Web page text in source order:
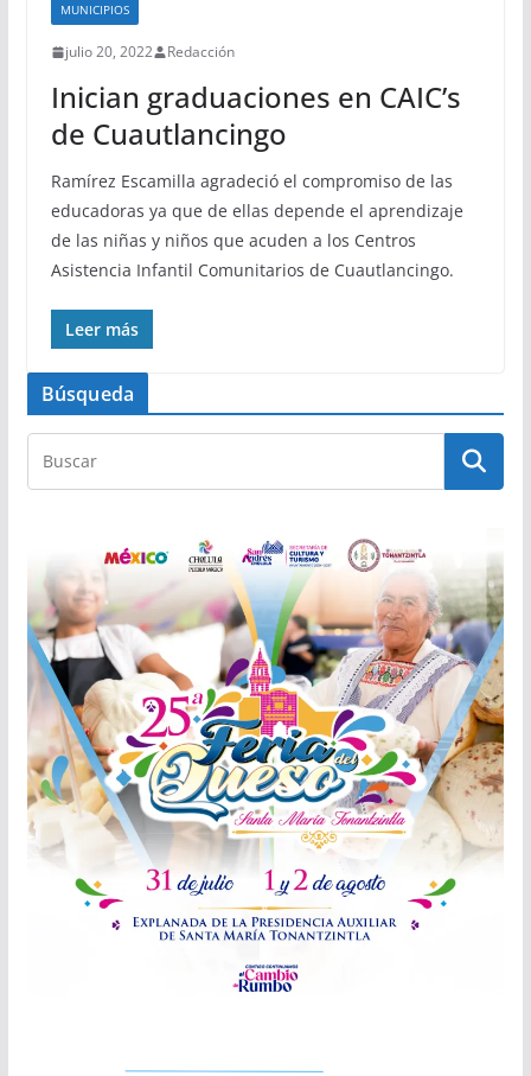
MUNICIPIOS
julio 20, 2022 Redacción
Inician graduaciones en CAIC’s
de Cuautlancingo
Ramírez Escamilla agradeció el compromiso de las
educadoras ya que de ellas depende el aprendizaje
de las niñas y niños que acuden a los Centros
Asistencia Infantil Comunitarios de Cuautlancingo.
Leer más
Búsqueda